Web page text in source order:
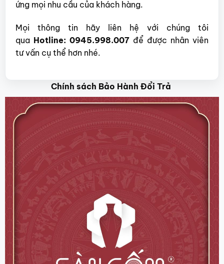
ứng mọi nhu cầu của khách hàng.
Mọi thông tin hãy liên hệ với chúng tôi
qua Hotline: 0945.998.007để được nhân viên
tư vấn cụ thể hơn nhé.
Chính sách Bảo Hành Đổi Trả